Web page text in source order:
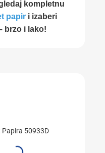
kompletnu
papir i izaberi
brzo i lako!
Papira 50933D